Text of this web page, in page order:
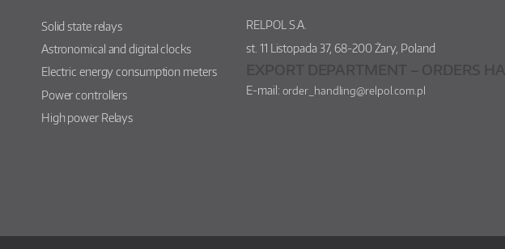
Solid state relays
Astronomical and digital clocks
Electric energy consumption meters
Power controllers
High power Relays
RELPOL S.A.
st. 11 Listopada 37,68-200Żary, Poland
E-mail: order_handling@relpol.com.pl